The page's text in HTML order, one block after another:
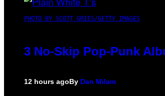
PHOTO BY SCOTT GRIES/GETTY IMAGES
3 No-Skip Pop-Punk
12 hours agoBy Dan Milam